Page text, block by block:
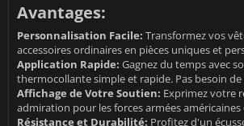
Avantages:
Personnalisation Facile: Transformez vos
accessoires ordinaires en pièces uniques et
Application Rapide: Gagnez du temps avec
thermocollante simple et rapide. Pas besoin
Affichage de Votre Soutien: Exprimez votre
admiration pour les forces armées américaines
Résistance et Durabilité: Profitez d'un